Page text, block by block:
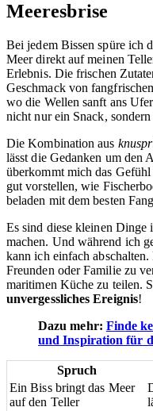
Meeresbrise
Bei jedem Bissen spüre ich
Meer direkt auf meinen
Erlebnis. Die frischen
Geschmack von
wo die Wellen sanft ans
nicht nur ein Snack,
Die Kombination aus
lässt die Gedanken um den
überkommt mich das
gut vorstellen, wie
beladen mit dem besten
Es sind diese kleinen Dinge
machen. Und während ich
kann ich einfach
Freunden oder Familie zu
maritimen Küche zu teilen.
unvergessliches Ereignis!
Dazu mehr: Finde
und Inspiration für
Spruch
Ein Biss bringt das Meer
auf den Teller